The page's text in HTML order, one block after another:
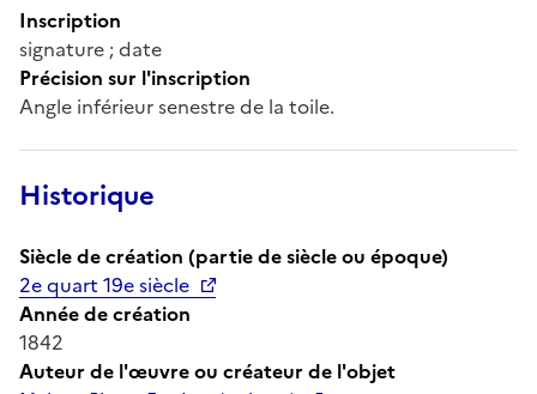
Inscription
signature ; date
Précision sur l'inscription
Angle inférieur senestre de la toile.
Historique
Siècle de création (partie de siècle ou époque)
2e quart 19e siècle
Année de création
1842
Auteur de l'œuvre ou créateur de l'objet